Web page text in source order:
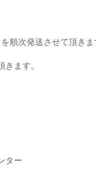
順次発送させて頂きま
ます。
ター